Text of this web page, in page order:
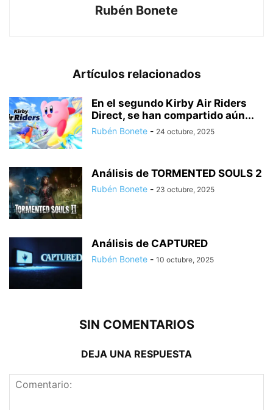
Rubén Bonete
Artículos relacionados
En el segundo Kirby Air Riders
Direct, se han compartido aún...
Rubén Bonete - 24 octubre, 2025
Análisis de TORMENTED SOULS 2
Rubén Bonete - 23 octubre, 2025
Análisis de CAPTURED
Rubén Bonete - 10 octubre, 2025
SIN COMENTARIOS
DEJA UNA RESPUESTA